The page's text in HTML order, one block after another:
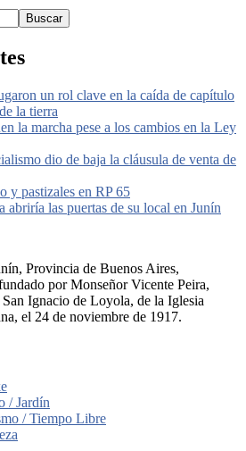
Buscar
un rol clave en la caída de capítulo
la tierra
la marcha pese a los cambios en la Ley
dio de baja la cláusula de venta de
y pastizales en RP 65
abriría las puertas de su local en Junín
Provincia de Buenos Aires,
por Monseñor Vicente Peira,
Ignacio de Loyola, de la Iglesia
el 24 de noviembre de 1917.
/ Jardín
/ Tiempo Libre